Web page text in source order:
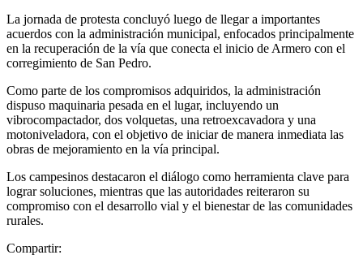
La jornada de protesta concluyó luego de llegar a importantes
acuerdos con la administración municipal, enfocados principalmente
en la recuperación de la vía que conecta el inicio de Armero con el
corregimiento de San Pedro.
Como parte de los compromisos adquiridos, la administración
dispuso maquinaria pesada en el lugar, incluyendo un
vibrocompactador, dos volquetas, una retroexcavadora y una
motoniveladora, con el objetivo de iniciar de manera inmediata las
obras de mejoramiento en la vía principal.
Los campesinos destacaron el diálogo como herramienta clave para
lograr soluciones, mientras que las autoridades reiteraron su
compromiso con el desarrollo vial y el bienestar de las comunidades
rurales.
Compartir: